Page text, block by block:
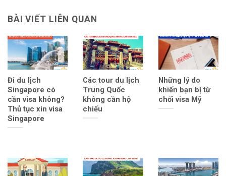
BÀI VIẾT LIÊN QUAN
Đi du lịch
Singapore có
cần visa không?
Thủ tục xin visa
Singapore
Các tour du lịch
Trung Quốc
không cần hộ
chiếu
Những lý do
khiến bạn bị từ
chối visa Mỹ